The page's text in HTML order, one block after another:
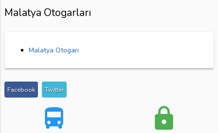
Malatya Otogarları
Malatya Otogarı
Facebook Twitter
directions_bus lock